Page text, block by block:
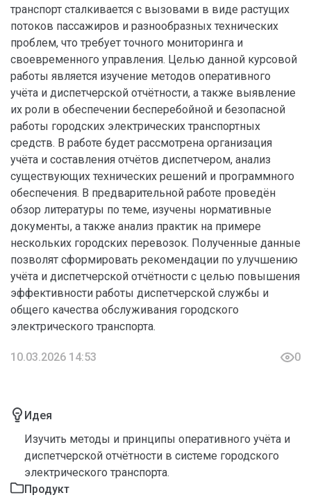
транспорт сталкивается с вызовами в виде растущих
потоков пассажиров и разнообразных технических
проблем, что требует точного мониторинга и
своевременного управления. Целью данной курсовой
работы является изучение методов оперативного
учёта и диспетчерской отчётности, а также выявление
их роли в обеспечении бесперебойной и безопасной
работы городских электрических транспортных
средств. В работе будет рассмотрена организация
учёта и составления отчётов диспетчером, анализ
существующих технических решений и программного
обеспечения. В предварительной работе проведён
обзор литературы по теме, изучены нормативные
документы, а также анализ практик на примере
нескольких городских перевозок. Полученные данные
позволят сформировать рекомендации по улучшению
учёта и диспетчерской отчётности с целью повышения
эффективности работы диспетчерской службы и
общего качества обслуживания городского
электрического транспорта.
10.03.2026 14:53 0
Идея
Изучить методы и принципы оперативного учёта и
диспетчерской отчётности в системе городского
электрического транспорта.
Продукт